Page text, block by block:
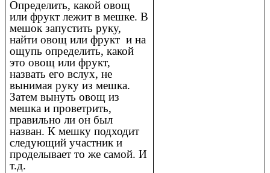
Определить, какой овощ
или фрукт лежит в мешке. В
мешок запустить руку,
найти овощ или фрукт и на
ощупь определить, какой
это овощ или фрукт,
назвать его вслух, не
вынимая руку из мешка.
Затем вынуть овощ из
мешка и проветрить,
правильно ли он был
назван. К мешку подходит
следующий участник и
проделывает то же самой. И
т.д.